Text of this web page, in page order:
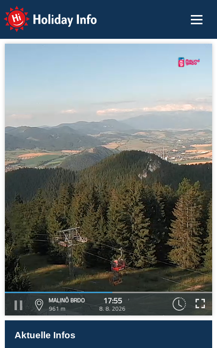
Holiday Info
MALINÔ BRDO
961 m
17:55
8. 8. 2026
Aktuelle Infos